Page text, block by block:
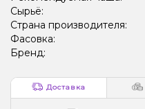
Сырьё:
Страна производителя:
Фасовка:
Бренд:
Доставка